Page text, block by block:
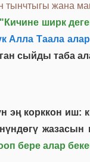
тынчтыгы жана
"Кичине ширк
Алла Таала
сыйды таба
эң корккон иш:
жазасын
бере алар